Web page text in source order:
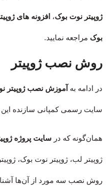
ژوپیتر نوت بوک، افزونه های
بوک مراجعه نمایید.
روش نصب ژوپیتر
در ادامه به آموزش نصب ژوپیتر
سایت رسمی کمپانی سازنده این
همان‌گونه که در سایت پروژه
ژوپیتر لب، ژوپیتر نوت بوک،
روش نصب سه مورد از آن‌ها